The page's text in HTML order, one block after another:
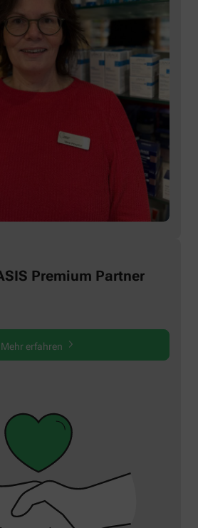
Premium Partner
Mehr erfahren